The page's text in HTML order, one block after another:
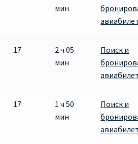
мин
17
2 ч 05
мин
Поиск и
17
1 ч 50
мин
Поиск и